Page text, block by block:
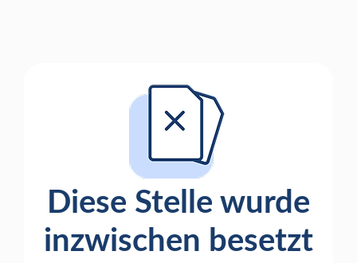
Diese Stelle wurde
inzwischen besetzt